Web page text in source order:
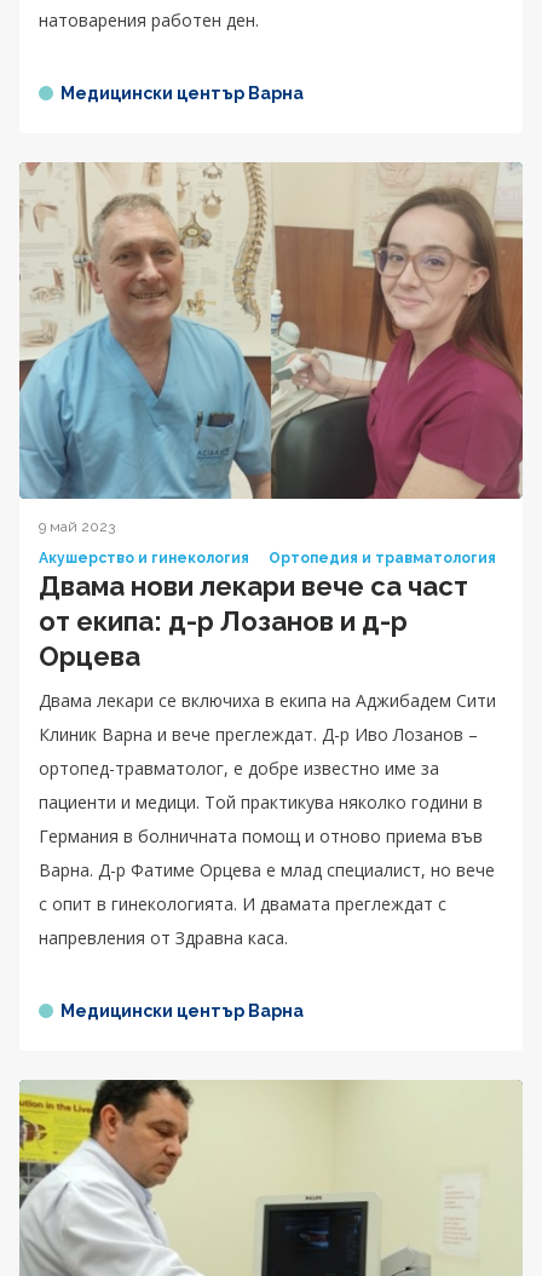
натоварения работен ден.
Медицински център Варна
9 май 2023
Акушерство и гинекология
Ортопедия и травматология
Двама нови лекари вече са част
от екипа: д-р Лозанов и д-р
Орцева
Двама лекари се включиха в екипа на Аджибадем Сити
Клиник Варна и вече преглеждат. Д-р Иво Лозанов –
ортопед-травматолог, е добре известно име за
пациенти и медици. Той практикува няколко години в
Германия в болничната помощ и отново приема във
Варна. Д-р Фатиме Орцева е млад специалист, но вече
с опит в гинекологията. И двамата преглеждат с
напревления от Здравна каса.
Медицински център Варна